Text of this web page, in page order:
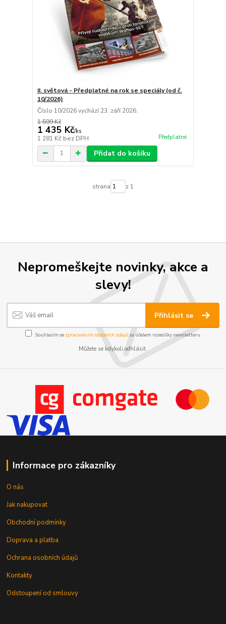
II. světová - Předplatné na rok se speciály (od č.
10/2026)
Číslo 10/2026 vychází 23. září 2026.
1 599 Kč
1 435 Kč/ks
1 281 Kč bez DPH Předplatné
Přidat do košíku
strana z 1
Nepromeškejte novinky, akce a
slevy!
Přihlásit se
Souhlasím se zpracováním osobních údajůza účelem rozesílky newsletteru.
Můžete se kdykoli odhlásit.
Informace pro zákazníky
O nás
Jak nakupovat
Obchodní podmínky
Doprava a platba
Ochrana osobních údajů
Kontakty
Odstoupení od smlouvy